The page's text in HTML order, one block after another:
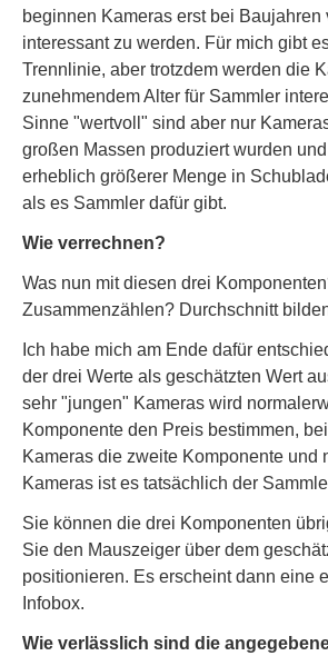
beginnen Kameras erst bei Baujahren
interessant zu werden. Für mich gibt
Trennlinie, aber trotzdem werden die
zunehmendem Alter für Sammler
Sinne "wertvoll" sind aber nur
großen Massen produziert wurden
erheblich größerer Menge in
als es Sammler dafür gibt.
Wie verrechnen?
Was nun mit diesen drei
Zusammenzählen? Durchschnitt
Ich habe mich am Ende dafür
der drei Werte als geschätzten Wert
sehr "jungen" Kameras wird
Komponente den Preis bestimmen,
Kameras die zweite Komponente und
Kameras ist es tatsächlich der
Sie können die drei Komponenten
Sie den Mauszeiger über dem
positionieren. Es erscheint dann eine
Infobox.
Wie verlässlich sind die